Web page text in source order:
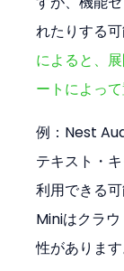
れたりする
によると、
ートによっ
例：Nest
テキスト・
利用できる
Miniはクラ
性があります